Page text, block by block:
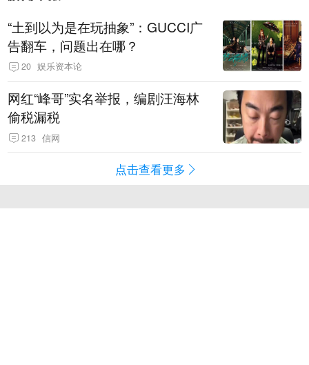
“土到以为是在玩抽象”：GUCCI广
告翻车，问题出在哪？
20 娱乐资本论
网红“峰哥”实名举报，编剧汪海林
偷税漏税
213 信网
点击查看更多